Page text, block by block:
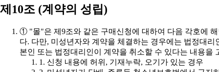
제10조 (계약의 성립)
본인 또는 법정대리인이 계약을 취소할 수 있다는 내용을
1. 신청 내용에 허위, 기재누락, 오기가 있는 경우